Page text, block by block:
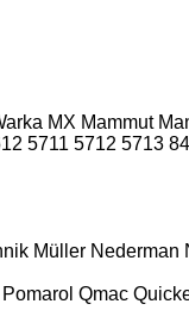
MX Mammut
5711 5712 5713
Müller Nederman
Pomarol Qmac